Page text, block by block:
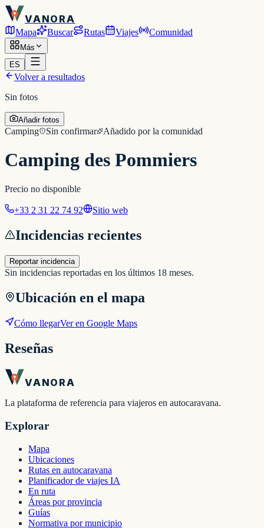
VANORA
Mapa Buscar Rutas Viajes Comunidad
Más
ES
Volver a resultados
Sin fotos
Añadir fotos
Camping Sin confirmar Añadido por la comunidad
Camping des Pommiers
Precio no disponible
+33 2 31 22 74 92 Sitio web
Incidencias recientes
Reportar incidencia
Sin incidencias reportadas en los últimos 18 meses.
Ubicación en el mapa
Cómo llegarVer en Google Maps
Reseñas
VANORA
La plataforma de referencia para viajeros en autocaravana.
Explorar
Mapa
Ubicaciones
Rutas en autocaravana
Planificador de viajes IA
En ruta
Áreas por provincia
Guías
Normativa por municipio